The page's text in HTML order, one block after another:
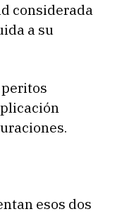
considerada
a su
peritos
esos dos